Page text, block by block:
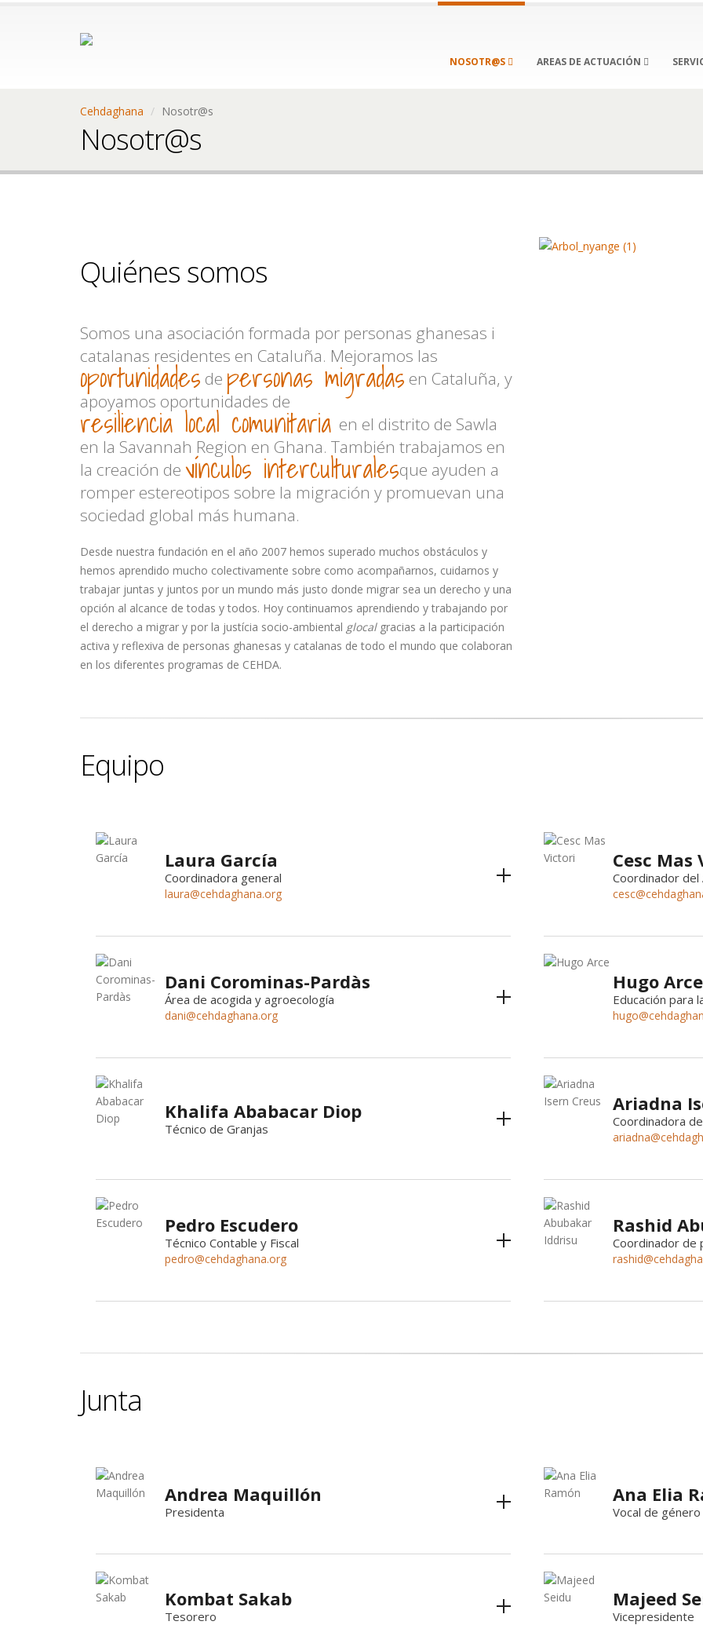
NOSOTR@S AREAS DE ACTUACIÓN
Cehdaghana Nosotr@s
Nosotr@s
Quiénes somos
Somos una asociación formada por personas ghanesas i
catalanas residentes en Cataluña. Mejoramos las
oportunidades de personas migradas en Cataluña, y
apoyamos oportunidades de
resiliencia local comunitaria en el distrito de Sawla
en la Savannah Region en Ghana. También trabajamos en
la creación de vínculos interculturalesque ayuden a
romper estereotipos sobre la migración y promuevan una
sociedad global más humana.
Desde nuestra fundación en el año 2007 hemos superado muchos obstáculos y
hemos aprendido mucho colectivamente sobre como acompañarnos, cuidarnos y
trabajar juntas y juntos por un mundo más justo donde migrar sea un derecho y una
opción al alcance de todas y todos. Hoy continuamos aprendiendo y trabajando por
el derecho a migrar y por la justícia socio-ambiental glocal gracias a la participación
activa y reflexiva de personas ghanesas y catalanas de todo el mundo que colaboran
en los diferentes programas de CEHDA.
Equipo
Laura García
Coordinadora general
laura@cehdaghana.org
Cesc Mas
Coordinador del
Dani Corominas-Pardàs
Área de acogida y agroecología
dani@cehdaghana.org
Hugo Arce
Educación para
Khalifa Ababacar Diop
Técnico de Granjas
Ariadna
Coordinadora
Pedro Escudero
Técnico Contable y Fiscal
pedro@cehdaghana.org
Rashid
Coordinador de
Junta
Andrea Maquillón
Presidenta
Ana Elia
Vocal de género
Kombat Sakab
Tesorero
Majeed
Vicepresidente